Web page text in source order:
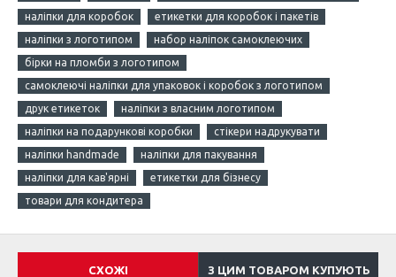
наліпки для коробок
етикетки для коробок і пакетів
наліпки з логотипом
набор наліпок самоклеючих
бірки на пломби з логотипом
самоклеючі наліпки для упаковок і коробок з логотипом
друк етикеток
наліпки з власним логотипом
наліпки на подарункові коробки
стікери надрукувати
наліпки handmade
наліпки для пакування
наліпки для кав'ярні
етикетки для бізнесу
товари для кондитера
СХОЖІ З ЦИМ ТОВАРОМ КУПУЮТЬ